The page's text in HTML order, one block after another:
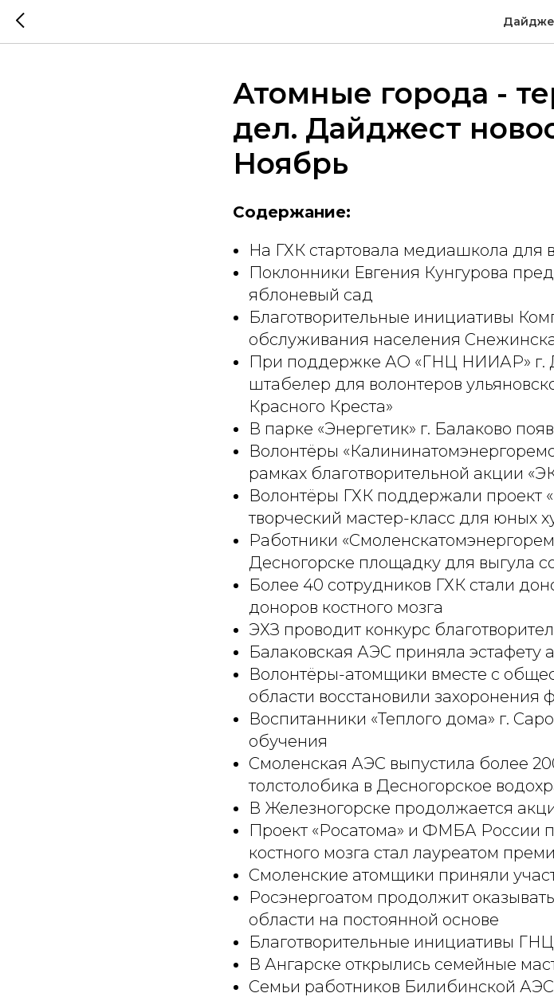
Атомные города -
дел. Дайджест
Ноябрь
Содержание:
На ГХК стартовала медиашкола для
Поклонники Евгения Кунгурова
яблоневый сад
Благотворительные инициативы
обслуживания населения
При поддержке АО «ГНЦ НИИАР» г.
штабелер для волонтеров
Красного Креста»
В парке «Энергетик» г. Балаково
Волонтёры
рамках благотворительной акции
Волонтёры ГХК поддержали проект
творческий мастер-класс для юных
Работники
Десногорске площадку для выгула
Более 40 сотрудников ГХК стали
доноров костного мозга
ЭХЗ проводит конкурс
Балаковская АЭС приняла эстафету
Волонтёры-атомщики вместе с
области восстановили захоронения
Воспитанники «Теплого дома» г.
обучения
Смоленская АЭС выпустила более
толстолобика в Десногорское
В Железногорске продолжается
Проект «Росатома» и ФМБА России
костного мозга стал лауреатом
Смоленские атомщики приняли
Росэнергоатом продолжит
области на постоянной основе
Благотворительные инициативы
В Ангарске открылись семейные
Семьи работников Билибинской